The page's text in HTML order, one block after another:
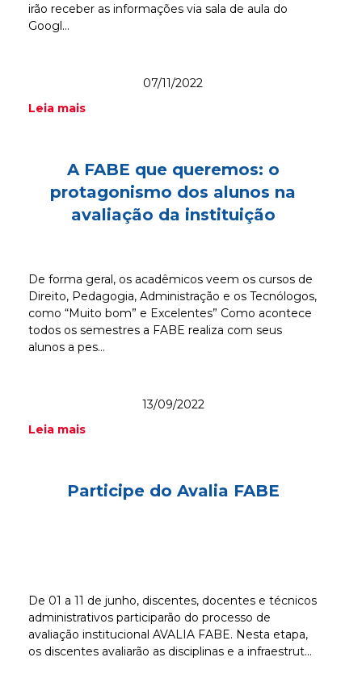
irão receber as informações via sala de aula do
Googl...
07/11/2022
Leia mais
A FABE que queremos: o
protagonismo dos alunos na
avaliação da instituição
De forma geral, os acadêmicos veem os cursos de
Direito, Pedagogia, Administração e os Tecnólogos,
como “Muito bom” e Excelentes” Como acontece
todos os semestres a FABE realiza com seus
alunos a pes...
13/09/2022
Leia mais
Participe do Avalia FABE
De 01 a 11 de junho, discentes, docentes e técnicos
administrativos participarão do processo de
avaliação institucional AVALIA FABE. Nesta etapa,
os discentes avaliarão as disciplinas e a infraestrut...